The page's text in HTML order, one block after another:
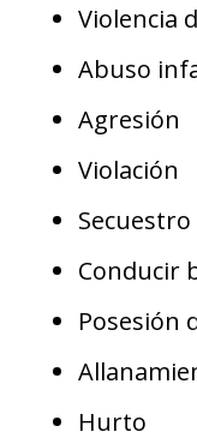
Violencia
Abuso
Agresión
Violación
Secuestro
Conducir
Posesión
Hurto